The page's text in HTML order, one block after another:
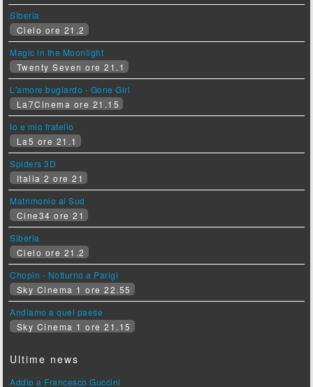
Siberia
Cielo ore 21.2
Magic in the Moonlight
Twenty Seven ore 21.1
L'amore bugiardo - Gone Girl
La7Cinema ore 21.15
Io e mio fratello
La5 ore 21.1
Spiders 3D
Italia 2 ore 21
Matrimonio al Sud
Cine34 ore 21
Siberia
Cielo ore 21.2
Chopin - Notturno a Parigi
Sky Cinema 1 ore 22.55
Andiamo a quel paese
Sky Cinema 1 ore 21.15
Ultime news
Addio a Francesco Guccini